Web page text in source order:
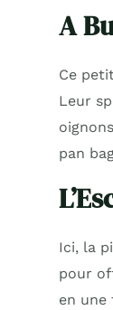
A
Ce
Leur
pan
Ici, la
pour
en